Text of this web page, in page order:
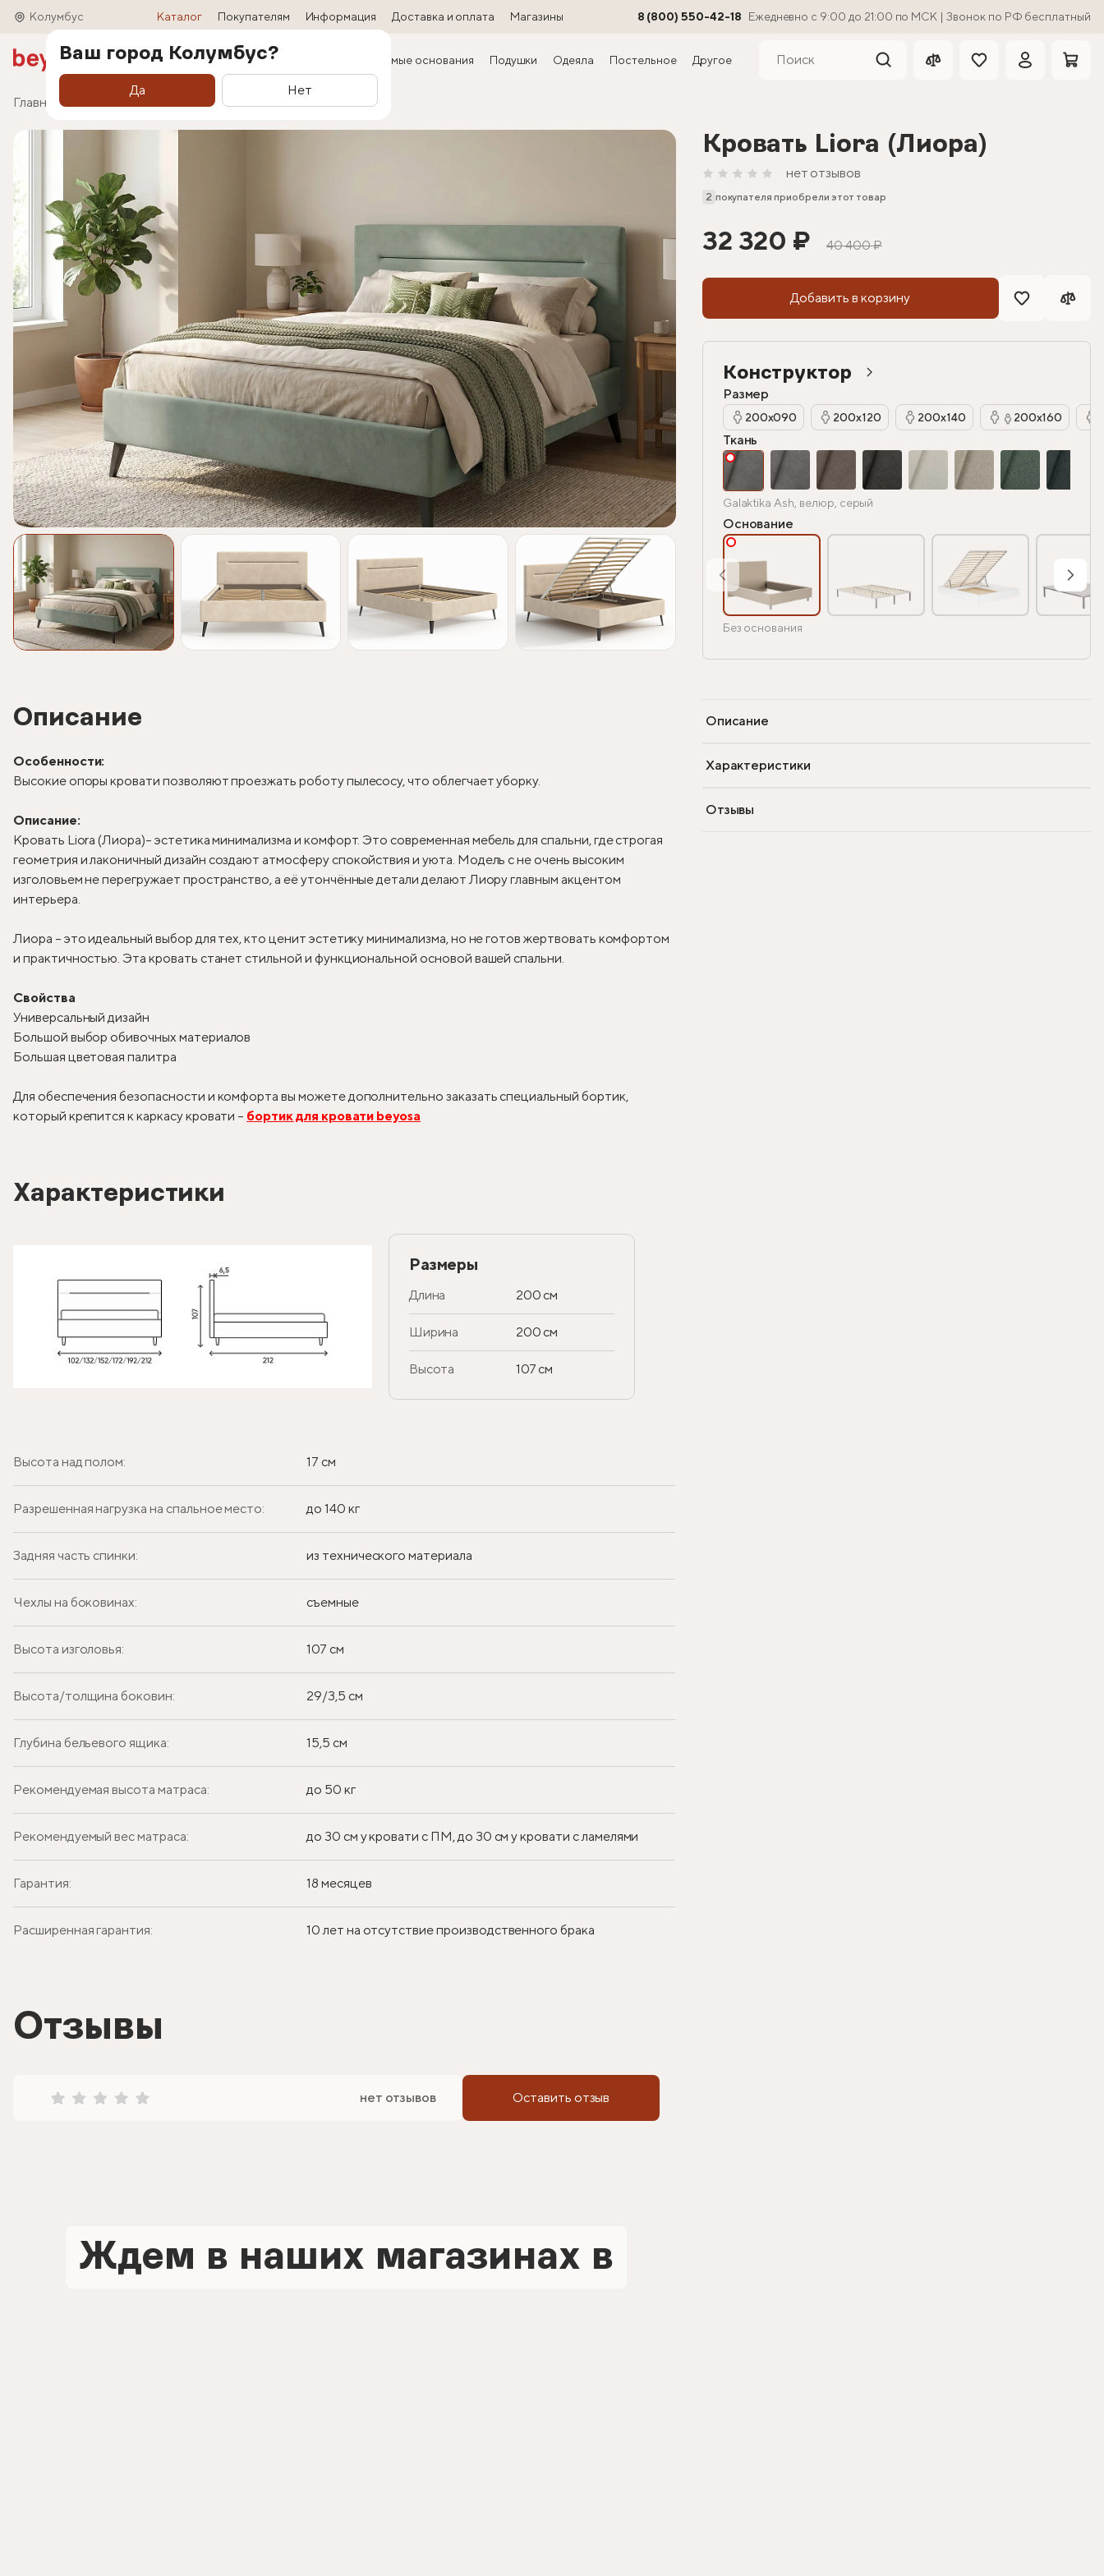
Колумбус Каталог Покупателям Информация Доставка и оплата Магазины 8 (800) 550-42-18 Ежедневно с 9:00 до 21:00 по МСК | Звонок по РФ бесплатный
Акции Матрасы Кровати Трансформируемые основания Подушки Одеяла Постельное Другое
Главная Кровати Кровать Liora (Лиора)
Описание
Особенности:
Высокие опоры кровати позволяют проезжать роботу пылесосу, что облегчает уборку.
Описание:
Кровать Liora (Лиора)– эстетика минимализма и комфорт. Это современная мебель для спальни, где строгая
геометрия и лаконичный дизайн создают атмосферу спокойствия и уюта. Модель с не очень высоким
изголовьем не перегружает пространство, а её утончённые детали делают Лиору главным акцентом
интерьера.
Лиора – это идеальный выбор для тех, кто ценит эстетику минимализма, но не готов жертвовать комфортом
и практичностью. Эта кровать станет стильной и функциональной основой вашей спальни.
Свойства
Универсальный дизайн
Большой выбор обивочных материалов
Большая цветовая палитра
Для обеспечения безопасности и комфорта вы можете дополнительно заказать специальный бортик,
который крепится к каркасу кровати – бортик для кровати beyosa
Характеристики
Размеры
Длина 200 см
Ширина 200 см
Высота 107 см
Высота над полом: 17 см
Разрешенная нагрузка на спальное место: до 140 кг
Задняя часть спинки: из технического материала
Чехлы на боковинах: съемные
Высота изголовья: 107 см
Высота/толщина боковин: 29/3,5 см
Глубина бельевого ящика: 15,5 см
Рекомендуемая высота матраса: до 50 кг
Рекомендуемый вес матраса: до 30 см у кровати с ПМ, до 30 см у кровати с ламелями
Гарантия: 18 месяцев
Расширенная гарантия: 10 лет на отсутствие производственного брака
Кровать Liora (Лиора)
нет отзывов
2 покупателя приобрели этот товар
32 320 ₽ 40 400 ₽
Добавить в корзину
Конструктор
Размер
200х090 200х120 200х140 200х160
Ткань
Galaktika Ash, велюр, серый
Основание
Без основания
Описание
Характеристики
Отзывы
Отзывы
нет отзывов Оставить отзыв
Ждем в наших магазинах в
Ваш город Колумбус?
Да Нет